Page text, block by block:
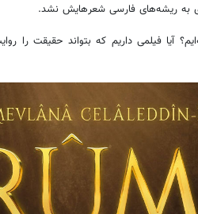
به ریشه‌های فارسی شعرهایش نشد.
آیا فیلمی داریم که بتواند حقیقت را